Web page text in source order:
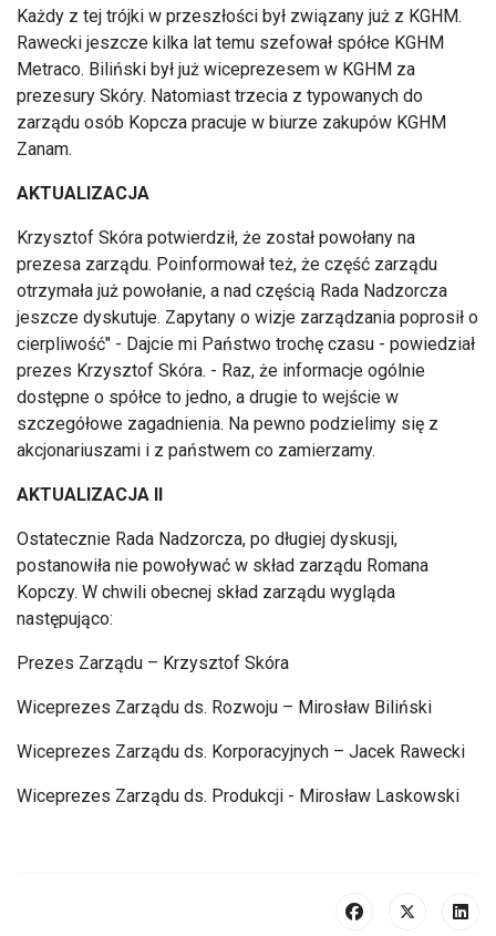
Każdy z tej trójki w przeszłości był związany już z KGHM.
Rawecki jeszcze kilka lat temu szefował spółce KGHM
Metraco. Biliński był już wiceprezesem w KGHM za
prezesury Skóry. Natomiast trzecia z typowanych do
zarządu osób Kopcza pracuje w biurze zakupów KGHM
Zanam.
AKTUALIZACJA
Krzysztof Skóra potwierdził, że został powołany na
prezesa zarządu. Poinformował też, że część zarządu
otrzymała już powołanie, a nad częścią Rada Nadzorcza
jeszcze dyskutuje. Zapytany o wizje zarządzania poprosił o
cierpliwość" - Dajcie mi Państwo trochę czasu - powiedział
prezes Krzysztof Skóra. - Raz, że informacje ogólnie
dostępne o spółce to jedno, a drugie to wejście w
szczegółowe zagadnienia. Na pewno podzielimy się z
akcjonariuszami i z państwem co zamierzamy.
AKTUALIZACJA II
Ostatecznie Rada Nadzorcza, po długiej dyskusji,
postanowiła nie powoływać w skład zarządu Romana
Kopczy. W chwili obecnej skład zarządu wygląda
następująco:
Prezes Zarządu – Krzysztof Skóra
Wiceprezes Zarządu ds. Rozwoju – Mirosław Biliński
Wiceprezes Zarządu ds. Korporacyjnych – Jacek Rawecki
Wiceprezes Zarządu ds. Produkcji - Mirosław Laskowski